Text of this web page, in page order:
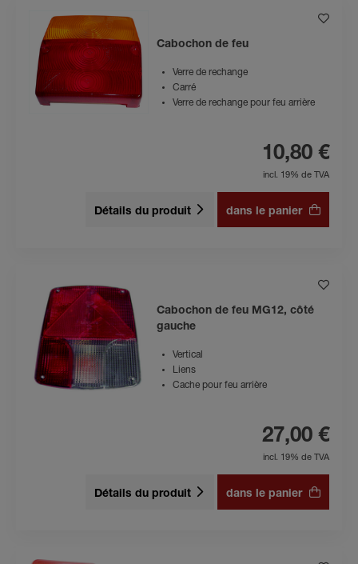
Cabochon de feu
Verre de rechange
Carré
Verre de rechange pour feu arrière
10,80 €
incl. 19% de TVA
Détails du produit dans le panier
Cabochon de feu MG12, côté
gauche
Vertical
Liens
Cache pour feu arrière
27,00 €
incl. 19% de TVA
Détails du produit dans le panier